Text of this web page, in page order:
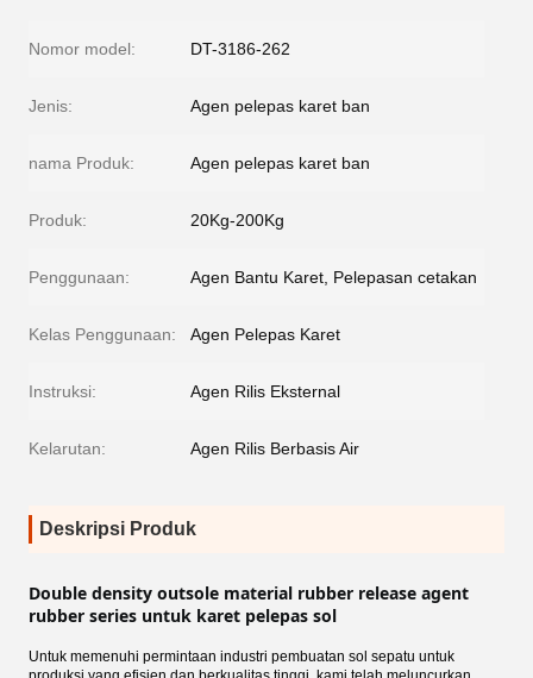
Nomor model: DT-3186-262
Jenis: Agen pelepas karet ban
nama Produk: Agen pelepas karet ban
Produk: 20Kg-200Kg
Penggunaan: Agen Bantu Karet, Pelepasan cetakan
Kelas Penggunaan: Agen Pelepas Karet
Instruksi: Agen Rilis Eksternal
Kelarutan: Agen Rilis Berbasis Air
Deskripsi Produk
Double density outsole material rubber release agent
rubber series untuk karet pelepas sol
Untuk memenuhi permintaan industri pembuatan sol sepatu untuk